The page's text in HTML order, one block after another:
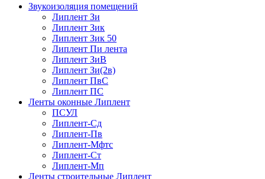
Звукоизоляция помещений
Липлент Зи
Липлент Зик
Липлент Зик 50
Липлент Пи лента
Липлент ЗиВ
Липлент Зи(2в)
Липлент ПвC
Липлент ПС
Ленты оконные Липлент
ПСУЛ
Липлент-Сд
Липлент-Пв
Липлент-Мфтс
Липлент-Ст
Липлент-Мп
Ленты строительные Липлент